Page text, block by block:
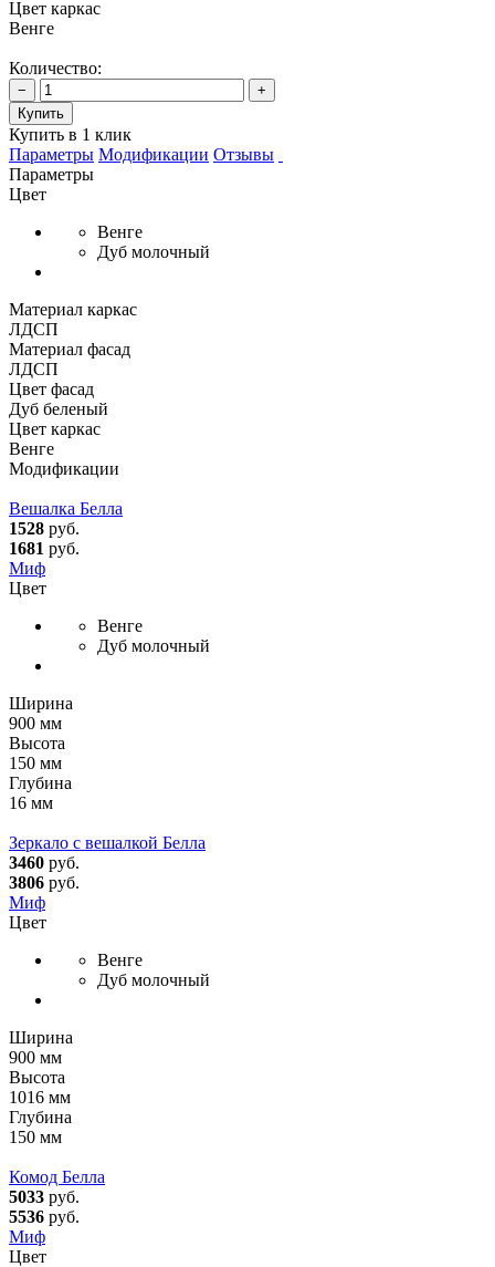
Цвет каркас
Венге
Количество:
−
+
Купить
Купить в 1 клик
Параметры Модификации Отзывы
Параметры
Цвет
Венге
Дуб молочный
Материал каркас
ЛДСП
Материал фасад
ЛДСП
Цвет фасад
Дуб беленый
Цвет каркас
Венге
Модификации
Вешалка Белла
1528 руб.
1681 руб.
Миф
Цвет
Венге
Дуб молочный
Ширина
900 мм
Высота
150 мм
Глубина
16 мм
Зеркало с вешалкой Белла
3460 руб.
3806 руб.
Миф
Цвет
Венге
Дуб молочный
Ширина
900 мм
Высота
1016 мм
Глубина
150 мм
Комод Белла
5033 руб.
5536 руб.
Миф
Цвет